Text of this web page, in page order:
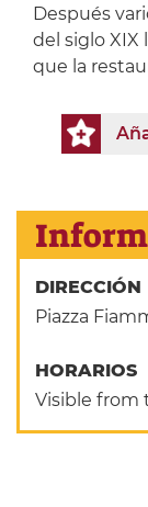
Después
del siglo XIX
que la
DIRECCIÓN
Piazza
HORARIOS
Visible from